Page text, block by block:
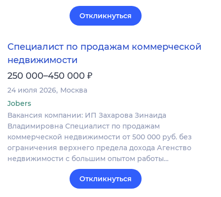
Откликнуться
Специалист по продажам коммерческой
недвижимости
250 000–450 000 ₽
24 июля 2026 Москва
Jobers
Вакансия компании: ИП Захарова Зинаида
Владимировна Специалист по продажам
коммерческой недвижимости от 500 000 руб. без
ограничения верхнего предела дохода Агенство
недвижимости с большим опытом работы…
Откликнуться